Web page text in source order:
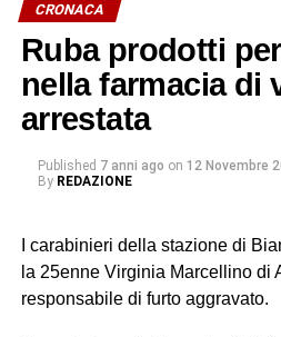
CRONACA
Ruba prodotti
nella farmacia di
arrestata
Published 7 anni ago on 12 Novembre
By REDAZIONE
I carabinieri della stazione di
la 25enne Virginia Marcellino di
responsabile di furto aggravato.